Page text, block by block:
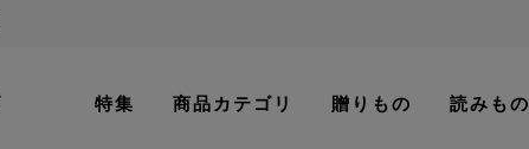
特集 商品カテゴリ 贈りもの 読みもの